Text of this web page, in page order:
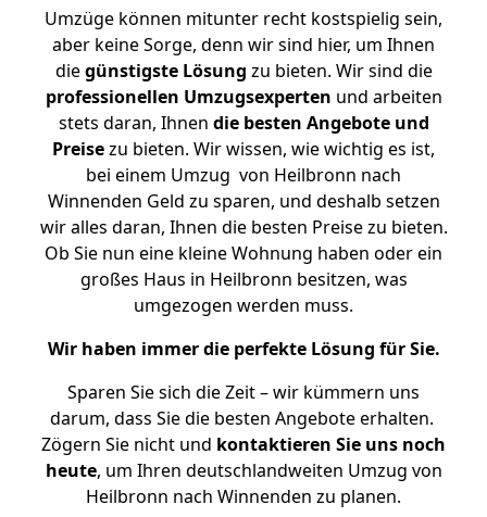
Umzüge können mitunter recht kostspielig sein,
aber keine Sorge, denn wir sind hier, um Ihnen
diegünstigste Lösung zu bieten. Wir sind die
professionellen Umzugsexperten und arbeiten
stets daran, Ihnen die besten Angebote und
Preisezu bieten. Wir wissen, wie wichtig es ist,
bei einem Umzug von Heilbronn nach
Winnenden Geld zu sparen, und deshalb setzen
wir alles daran, Ihnen die besten Preise zu bieten.
Ob Sie nun eine kleine Wohnung haben oder ein
großes Haus in Heilbronn besitzen, was
umgezogen werden muss.
Wir haben immer die perfekte Lösung für Sie.
Sparen Sie sich die Zeit – wir kümmern uns
darum, dass Sie die besten Angebote erhalten.
Zögern Sie nicht und kontaktieren Sie uns noch
heute, um Ihren deutschlandweiten Umzug von
Heilbronn nach Winnenden zu planen.